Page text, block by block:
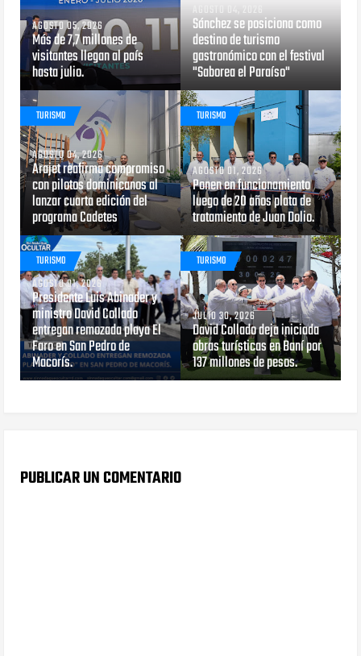
AGOSTO 05, 2026
Más de 7,7 millones de
visitantes llegan al país
hasta julio.
AGOSTO 04, 2026
Sánchez se posiciona como
destino de turismo
gastronómico con el festival
"Saborea el Paraíso"
TURISMO
AGOSTO 04, 2026
Arajet reafirma compromiso
con pilotos dominicanos al
lanzar cuarta edición del
programa Cadetes
TURISMO
AGOSTO 01, 2026
Ponen en funcionamiento
luego de 20 años plata de
tratamiento de Juan Dolio.
TURISMO
AGOSTO 01, 2026
Presidente Luis Abinader y
ministro David Collado
entregan remozada playa El
Faro en San Pedro de
Macorís.
TURISMO
JULIO 30, 2026
David Collado deja iniciada
obras turísticas en Baní por
137 millones de pesos.
PUBLICAR UN COMENTARIO